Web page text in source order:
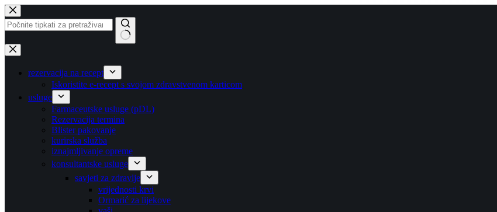
Preskoči
na
sadržaj
Nema
rezultata
rezervacija na recept
Iskoristite e-recept s svojom zdravstvenom karticom
usluge
Farmaceutske usluge (pDL)
Rezervacija termina
Blister pakovanje
kurirska služba
iznajmljivanje opreme
konsultantske usluge
savjeti za zdravlje
vrijednosti krvi
Ormarić za lijekove